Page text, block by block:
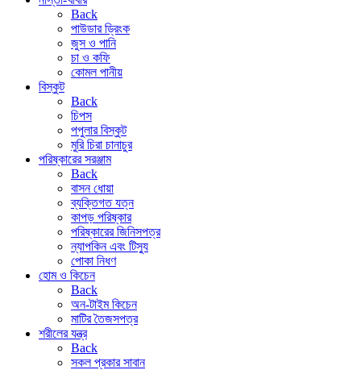
Back
পাউডার ড্রিংক
জুস ও পানি
চা ও কফি
কোমল পানীয়
বিস্কুট
Back
চিপস
পপুলার বিস্কুট
মুরি চিরা চানাচুর
পরিষ্কারের সরঞ্জাম
Back
বাসন ধোয়া
ব্যক্তিগত যত্ন
কাপড় পরিষ্কার
পরিষ্কারের জিনিসপত্র
ন্যাপকিন এবং টিস্যু
পোকা নিধণ
হোম ও কিচেন
Back
অন-টাইম কিচেন
মাটির তৈজসপত্র
শরীলের যন্ত্র
Back
সকল প্রকার সাবান